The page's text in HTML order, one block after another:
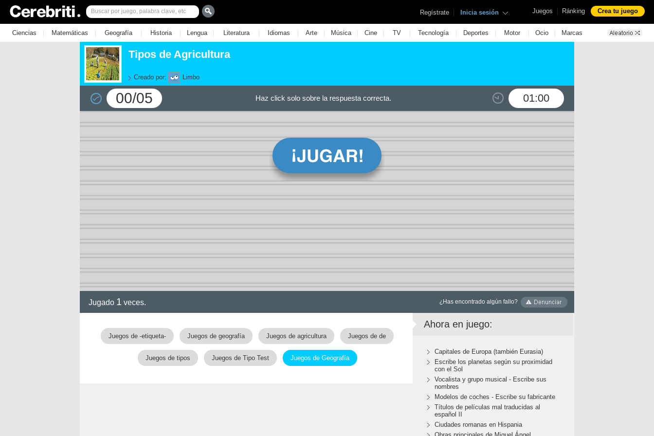
Juegos | Ránking Crea tu juego
Regístrate | Inicia sesión
Ciencias | Matemáticas | Geografía | Historia | Lengua | Literatura | Idiomas | Arte | Música | Cine | TV | Tecnología | Deportes | Motor | Ocio | Marcas
Tipos de Agricultura
Creado por: Limbo
00/05 01:00
Haz click solo sobre la respuesta correcta.
Jugado 1 veces. ¿Has encontrado algún fallo?
Juegos de -etiqueta- Juegos de geografía Juegos de agricultura Juegos de de
Juegos de tipos Juegos de Tipo Test Juegos de Geografía
Ahora en juego:
Capitales de Europa (también Eurasia)
Escribe los planetas según su proximidad
con el Sol
Vocalista y grupo musical - Escribe sus
nombres
Modelos de coches - Escribe su fabricante
Títulos de películas mal traducidas al
español II
Ciudades romanas en Hispania